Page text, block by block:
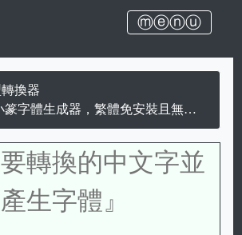
ⓜⓔⓝⓤ
換器
成器，繁體免安裝且無版權可商用，支援即時字體預覽。